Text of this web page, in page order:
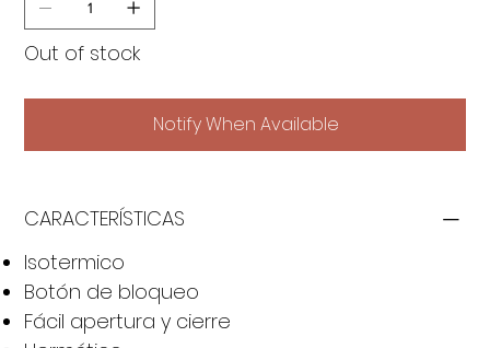
Out of stock
Notify When Available
CARACTERÍSTICAS
Isotermico
Botón de bloqueo
Fácil apertura y cierre